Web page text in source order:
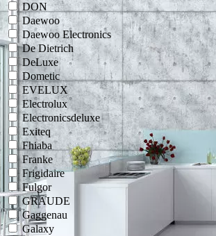
DON
Daewoo
Daewoo Electronics
De Dietrich
DeLuxe
Dometic
EVELUX
Electrolux
Electronicsdeluxe
Exiteq
Fhiaba
Franke
Frigidaire
Fulgor
GRAUDE
Gaggenau
Galaxy